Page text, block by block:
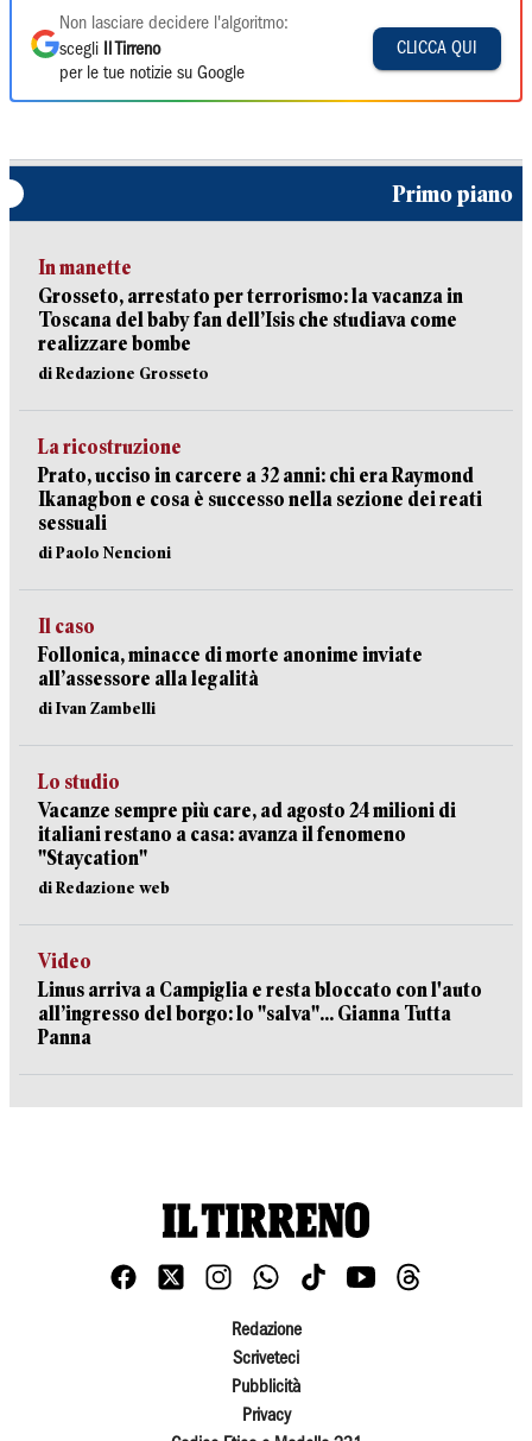
Non lasciare decidere l'algoritmo:
scegli
Il Tirreno
per le tue notizie su Google
CLICCA QUI
Primo piano
In manette
Grosseto, arrestato per terrorismo: la vacanza in
Toscana del baby fan dell’Isis che studiava come
realizzare bombe
di Redazione Grosseto
La ricostruzione
Prato, ucciso in carcere a 32 anni: chi era Raymond
Ikanagbon e cosa è successo nella sezione dei reati
sessuali
di Paolo Nencioni
Il caso
Follonica, minacce di morte anonime inviate
all’assessore alla legalità
di Ivan Zambelli
Lo studio
Vacanze sempre più care, ad agosto 24 milioni di
italiani restano a casa: avanza il fenomeno
"Staycation"
di Redazione web
Video
Linus arriva a Campiglia e resta bloccato con l'auto
all’ingresso del borgo: lo "salva"... Gianna Tutta
Panna
Redazione
Scriveteci
Pubblicità
Privacy